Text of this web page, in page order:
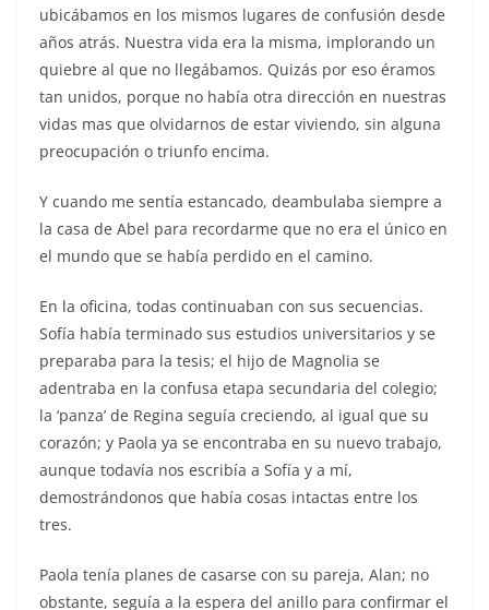
ubicábamos en los mismos lugares de confusión desde
años atrás. Nuestra vida era la misma, implorando un
quiebre al que no llegábamos. Quizás por eso éramos
tan unidos, porque no había otra dirección en nuestras
vidas mas que olvidarnos de estar viviendo, sin alguna
preocupación o triunfo encima.
Y cuando me sentía estancado, deambulaba siempre a
la casa de Abel para recordarme que no era el único en
el mundo que se había perdido en el camino.
En la oficina, todas continuaban con sus secuencias.
Sofía había terminado sus estudios universitarios y se
preparaba para la tesis; el hijo de Magnolia se
adentraba en la confusa etapa secundaria del colegio;
la ‘panza’ de Regina seguía creciendo, al igual que su
corazón; y Paola ya se encontraba en su nuevo trabajo,
aunque todavía nos escribía a Sofía y a mí,
demostrándonos que había cosas intactas entre los
tres.
Paola tenía planes de casarse con su pareja, Alan; no
obstante, seguía a la espera del anillo para confirmar el